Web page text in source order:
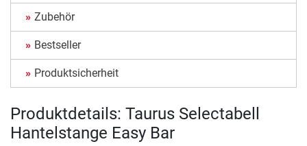
Zubehör
Bestseller
Produktsicherheit
Produktdetails: Taurus Selectabell
Hantelstange Easy Bar